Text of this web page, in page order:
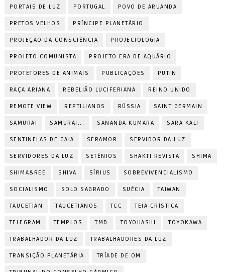
PORTAIS DE LUZ PORTUGAL POVO DE ARUANDA
PRETOS VELHOS PRÍNCIPE PLANETÁRIO
PROJEÇÃO DA CONSCIÊNCIA PROJECIOLOGIA
PROJETO COMUNISTA PROJETO ERA DE AQUÁRIO
PROTETORES DE ANIMAIS PUBLICAÇÕES PUTIN
RAÇA ARIANA REBELIÃO LUCIFERIANA REINO UNIDO
REMOTE VIEW REPTILIANOS RÚSSIA SAINT GERMAIN
SAMURAI SAMURAI... SANANDA KUMARA SARA KALI
SENTINELAS DE GAIA SERAMOR SERVIDOR DA LUZ
SERVIDORES DA LUZ SETÊNIOS SHAKTI REVISTA SHIMA
SHIMA&REE SHIVA SÍRIUS SOBREVIVENCIALISMO
SOCIALISMO SOLO SAGRADO SUÉCIA TAIWAN
TAUCETIAN TAUCETIANOS TCC TEIA CRÍSTICA
TELEGRAM TEMPLOS TMD TOYOHASHI TOYOKAWA
TRABALHADOR DA LUZ TRABALHADORES DA LUZ
TRANSIÇÃO PLANETÁRIA TRÍADE DE OM